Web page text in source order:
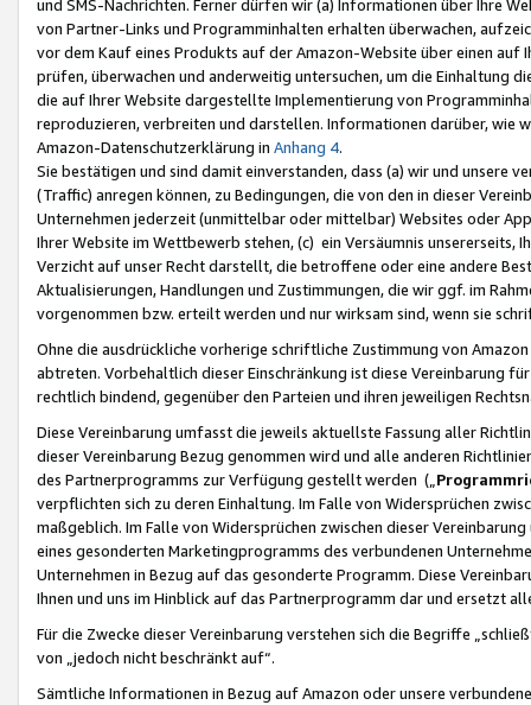
und SMS-Nachrichten. Ferner dürfen wir (a) Informationen über Ihre
von Partner-Links und Programminhalten erhalten überwachen,
vor dem Kauf eines Produkts auf der Amazon-Website über einen
prüfen, überwachen und anderweitig untersuchen, um die Einhaltung
die auf Ihrer Website dargestellte Implementierung von
reproduzieren, verbreiten und darstellen. Informationen darüber, wie
Amazon-Datenschutzerklärung in Anhang 4.
Sie bestätigen und sind damit einverstanden, dass (a) wir und
(Traffic) anregen können, zu Bedingungen, die von den in dieser
Unternehmen jederzeit (unmittelbar oder mittelbar) Websites oder
Ihrer Website im Wettbewerb stehen, (c) ein Versäumnis unsererseits,
Verzicht auf unser Recht darstellt, die betroffene oder eine andere
Aktualisierungen, Handlungen und Zustimmungen, die wir ggf. im
vorgenommen bzw. erteilt werden und nur wirksam sind, wenn sie
Ohne die ausdrückliche vorherige schriftliche Zustimmung von
abtreten. Vorbehaltlich dieser Einschränkung ist diese Vereinbarung
rechtlich bindend, gegenüber den Parteien und ihren jeweiligen
Diese Vereinbarung umfasst die jeweils aktuellste Fassung aller
dieser Vereinbarung Bezug genommen wird und alle anderen
des Partnerprogramms zur Verfügung gestellt werden („
verpflichten sich zu deren Einhaltung. Im Falle von Widersprüchen
maßgeblich. Im Falle von Widersprüchen zwischen dieser
eines gesonderten Marketingprogramms des verbundenen
Unternehmen in Bezug auf das gesonderte Programm. Diese
Ihnen und uns im Hinblick auf das Partnerprogramm dar und ersetzt
Für die Zwecke dieser Vereinbarung verstehen sich die Begriffe
von „jedoch nicht beschränkt auf“.
Sämtliche Informationen in Bezug auf Amazon oder unsere